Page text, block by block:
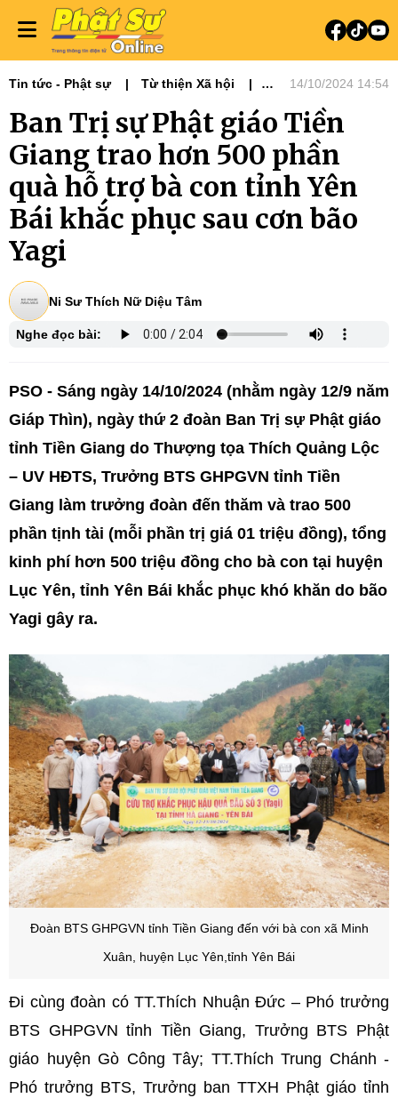
Tin tức - Phật sự
Từ thiện Xã hội
14/10/2024 14:54
Ban Trị sự Phật giáo Tiền
Giang trao hơn 500 phần
quà hỗ trợ bà con tỉnh Yên
Bái khắc phục sau cơn bão
Yagi
Ni Sư Thích Nữ Diệu Tâm
Nghe đọc bài:
PSO - Sáng ngày 14/10/2024 (nhằm ngày 12/9 năm
Giáp Thìn), ngày thứ 2 đoàn Ban Trị sự Phật giáo
tỉnh Tiền Giang do Thượng tọa Thích Quảng Lộc
– UV HĐTS, Trưởng BTS GHPGVN tỉnh Tiền
Giang làm trưởng đoàn đến thăm và trao 500
phần tịnh tài (mỗi phần trị giá 01 triệu đồng), tổng
kinh phí hơn 500 triệu đồng cho bà con tại huyện
Lục Yên, tỉnh Yên Bái khắc phục khó khăn do bão
Yagi gây ra.
Đoàn BTS GHPGVN tỉnh Tiền Giang đến với bà con xã Minh
Xuân, huyện Lục Yên,tỉnh Yên Bái
Đi cùng đoàn có TT.Thích Nhuận Đức – Phó trưởng
BTS GHPGVN tỉnh Tiền Giang, Trưởng BTS Phật
giáo huyện Gò Công Tây; TT.Thích Trung Chánh -
Phó trưởng BTS, Trưởng ban TTXH Phật giáo tỉnh